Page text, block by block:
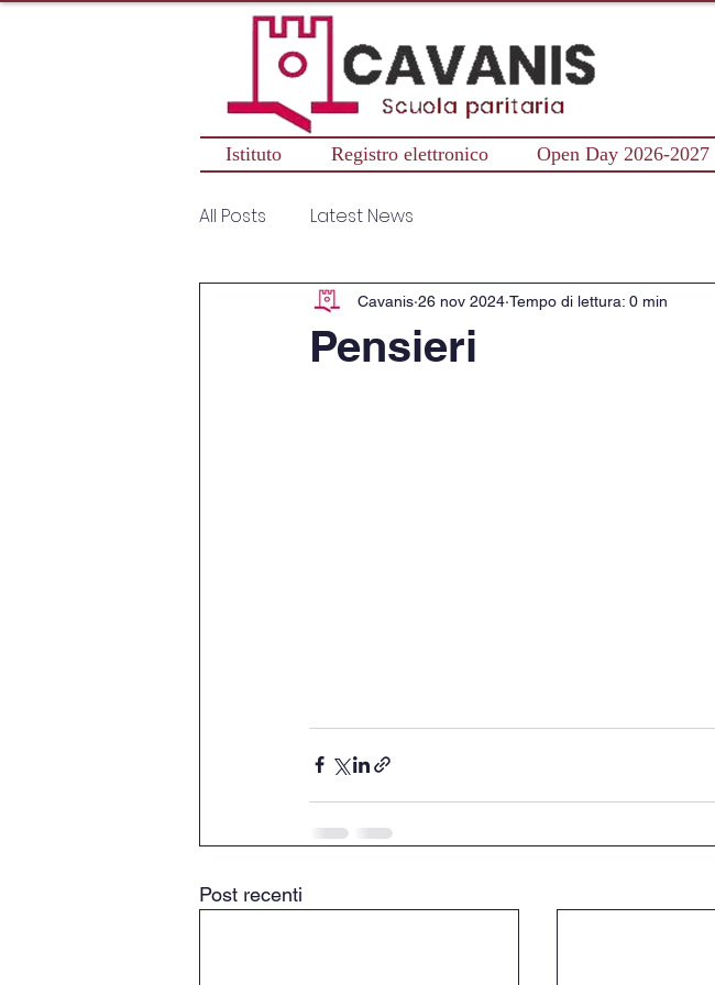
Istituto Registro elettronico Open Day 2026-2027
All Posts Latest News
Pensieri
Cavanis 26 nov 2024 Tempo di lettura: 0 min
Post recenti